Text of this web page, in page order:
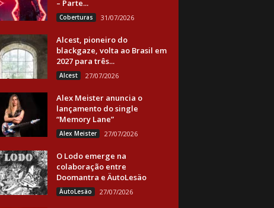
– Parte...
Coberturas 31/07/2026
Alcest, pioneiro do
blackgaze, volta ao Brasil em
2027 para três...
Alcest 27/07/2026
Alex Meister anuncia o
lançamento do single
“Memory Lane”
Alex Meister 27/07/2026
O Lodo emerge na
colaboração entre
Doomantra e ÄutoLesäo
ÄutoLesäo 27/07/2026